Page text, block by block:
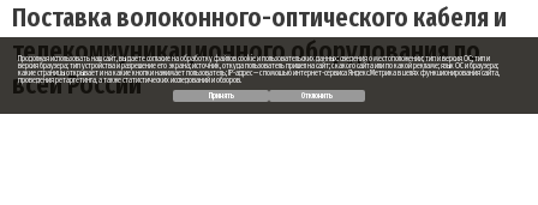
Поставка волоконного-оптического кабеля и
телекоммуникационного оборудования по
всей России
Продолжая использовать наш сайт, вы даете согласие на обработку файлов cookie и пользовательских данных: сведения о местоположении; тип и версия ОС; тип и
версия браузера; тип устройства и разрешение его экрана; источник, откуда пользователь пришел на сайт; с какого сайта или по какой рекламе; язык ОС и браузера;
какие страницы открывает и на какие кнопки нажимает пользователь; IP-адрес — с помощью интернет-сервиса Яндекс.Метрика в целях функционирования сайта,
проведения ретаргетинга, а также статистических исследований и обзоров.
Принять
Отклонить